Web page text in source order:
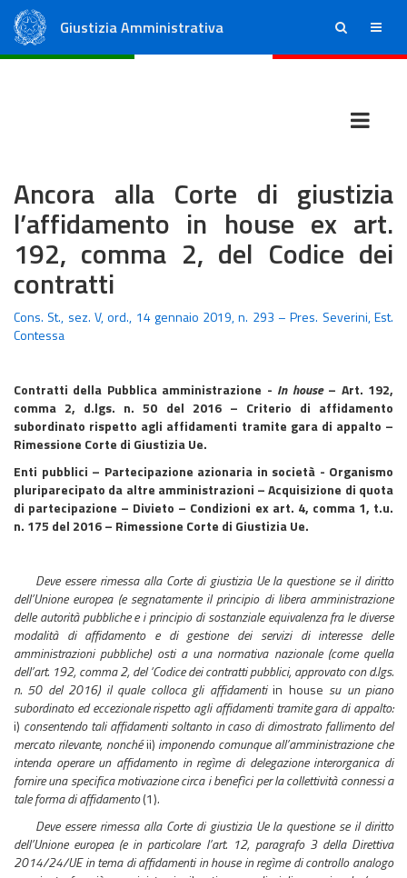
Giustizia Amministrativa ricerca menu
Ancora alla Corte di giustizia
l’affidamento in house ex art.
192, comma 2, del Codice dei
contratti
Cons. St., sez. V, ord., 14 gennaio 2019, n. 293 – Pres. Severini, Est.
Contessa
Contratti della Pubblica amministrazione - In house– Art. 192,
comma 2, d.lgs. n. 50 del 2016 – Criterio di affidamento
subordinato rispetto agli affidamenti tramite gara di appalto –
Rimessione Corte di Giustizia Ue.
Enti pubblici – Partecipazione azionaria in società - Organismo
pluriparecipato da altre amministrazioni – Acquisizione di quota
di partecipazione – Divieto – Condizioni ex art. 4, comma 1, t.u.
n. 175 del 2016 – Rimessione Corte di Giustizia Ue.
Deve essere rimessa alla Corte di giustizia Ue la questione se il diritto
dell’Unione europea (e segnatamente il principio di libera amministrazione
delle autorità pubbliche e i principio di sostanziale equivalenza fra le diverse
modalità di affidamento e di gestione dei servizi di interesse delle
amministrazioni pubbliche) osti a una normativa nazionale (come quella
dell’art. 192, comma 2, del ‘Codice dei contratti pubblici, approvato con d.lgs.
n. 50 del 2016) il quale colloca gli affidamentiin house su un piano
subordinato ed eccezionale rispetto agli affidamenti tramite gara di appalto:
i) consentendo tali affidamenti soltanto in caso di dimostrato fallimento del
mercato rilevante, nonchéii) imponendo comunque all’amministrazione che
intenda operare un affidamento in regìme di delegazione interorganica di
fornire una specifica motivazione circa i benefìci per la collettività connessi a
tale forma di affidamento(1).
Deve essere rimessa alla Corte di giustizia Ue la questione se il diritto
dell’Unione europea (e in particolare l’art. 12, paragrafo 3 della Direttiva
2014/24/UE in tema di affidamenti in house in regìme di controllo analogo